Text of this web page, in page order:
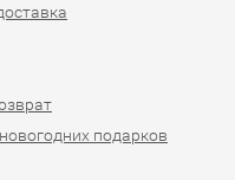
подарков